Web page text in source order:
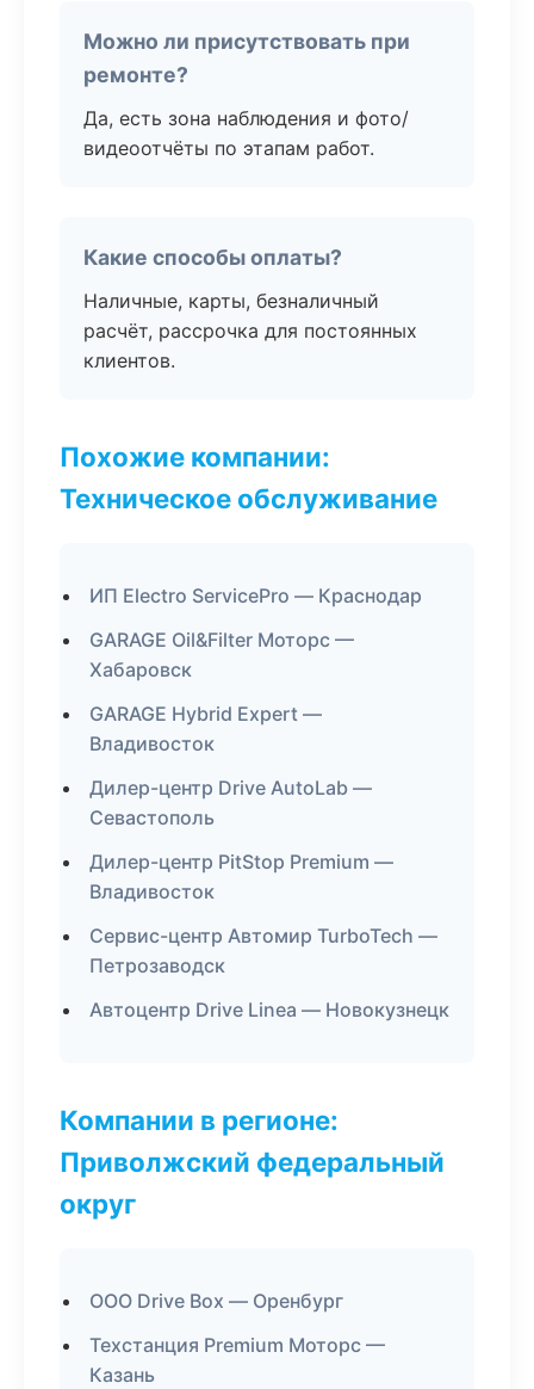
Можно ли присутствовать при
ремонте?
Да, есть зона наблюдения и фото/
видеоотчёты по этапам работ.
Какие способы оплаты?
Наличные, карты, безналичный
расчёт, рассрочка для постоянных
клиентов.
Похожие компании:
Техническое обслуживание
ИП Electro ServicePro — Краснодар
GARAGE Oil&Filter Моторс —
Хабаровск
GARAGE Hybrid Expert —
Владивосток
Дилер-центр Drive AutoLab —
Севастополь
Дилер-центр PitStop Premium —
Владивосток
Сервис-центр Автомир TurboTech —
Петрозаводск
Автоцентр Drive Linea — Новокузнецк
Компании в регионе:
Приволжский федеральный
округ
ООО Drive Box — Оренбург
Техстанция Premium Моторс —
Казань